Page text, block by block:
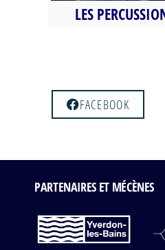
juin 2021
LES
FACEBOOK
PARTENAIRES ET MÉCÈNES